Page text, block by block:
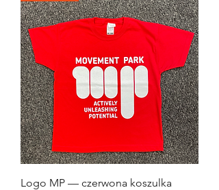
Logo MP — czerwona koszulka